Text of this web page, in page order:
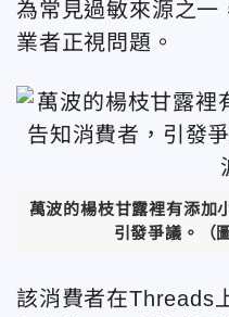
為常見過敏來源之一
業者正視問題。
萬波的楊枝甘露裡有添加
引發爭議。（
該消費者在Threads